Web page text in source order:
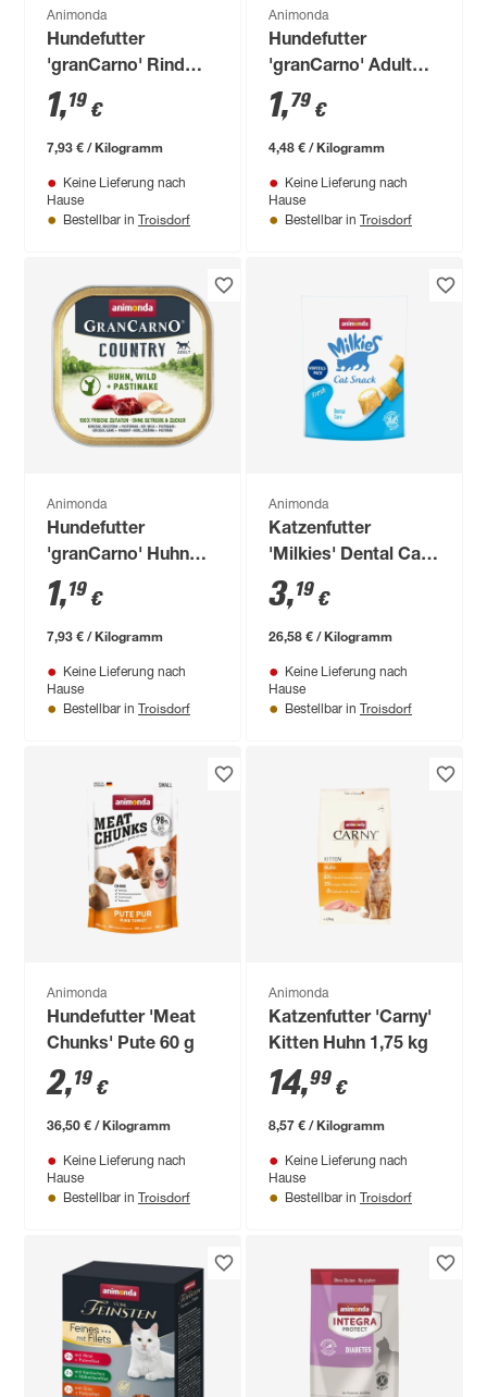
Animonda
Hundefutter
'granCarno' Rind
Hirsch Rübe 150 g
1,19 €
7,93 € / Kilogramm
Keine Lieferung nach
Hause
Bestellbar in Troisdorf
Animonda
Hundefutter
'granCarno' Adult
Pute 400 g
1,79 €
4,48 € / Kilogramm
Keine Lieferung nach
Hause
Bestellbar in Troisdorf
Animonda
Hundefutter
'granCarno' Huhn
Wild Pastinake 150 g
1,19 €
7,93 € / Kilogramm
Keine Lieferung nach
Hause
Bestellbar in Troisdorf
Animonda
Katzenfutter
'Milkies' Dental Care
120 g
3,19 €
26,58 € / Kilogramm
Keine Lieferung nach
Hause
Bestellbar in Troisdorf
Animonda
Hundefutter 'Meat
Chunks' Pute 60 g
2,19 €
36,50 € / Kilogramm
Keine Lieferung nach
Hause
Bestellbar in Troisdorf
Animonda
Katzenfutter 'Carny'
Kitten Huhn 1,75 kg
14,99 €
8,57 € / Kilogramm
Keine Lieferung nach
Hause
Bestellbar in Troisdorf